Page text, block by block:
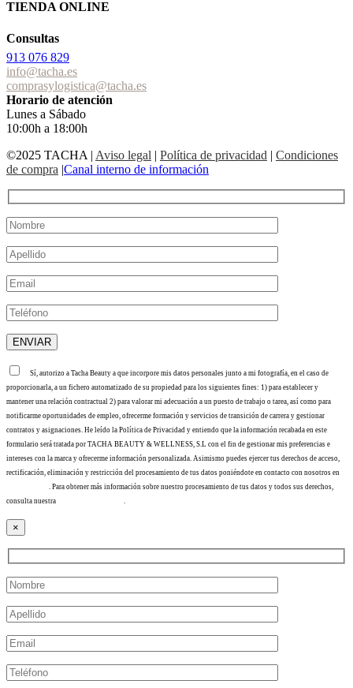
TIENDA ONLINE
Consultas
913 076 829
info@tacha.es
comprasylogistica@tacha.es
Horario de atención
Lunes a Sábado
10:00h a 18:00h
©2025 TACHA | Aviso legal | Política de privacidad | Condiciones
de compra |Canal interno de información
Sí, autorizo a Tacha Beauty a que incorpore mis datos personales junto a mi fotografía, en el caso de
proporcionarla, a un fichero automatizado de su propiedad para los siguientes fines: 1) para establecer y
mantener una relación contractual 2) para valorar mi adecuación a un puesto de trabajo o tarea, así como para
notificarme oportunidades de empleo, ofrecerme formación y servicios de transición de carrera y gestionar
contratos y asignaciones. He leído la Política de Privacidad y entiendo que la información recabada en este
formulario será tratada por TACHA BEAUTY & WELLNESS, S.L con el fin de gestionar mis preferencias e
intereses con la marca y ofrecerme información personalizada. Asimismo puedes ejercer tus derechos de acceso,
rectificación, eliminación y restricción del procesamiento de tus datos poniéndote en contacto con nosotros en
. Para obtener más información sobre nuestro procesamiento de tus datos y todos sus derechos,
consulta nuestra
.
×